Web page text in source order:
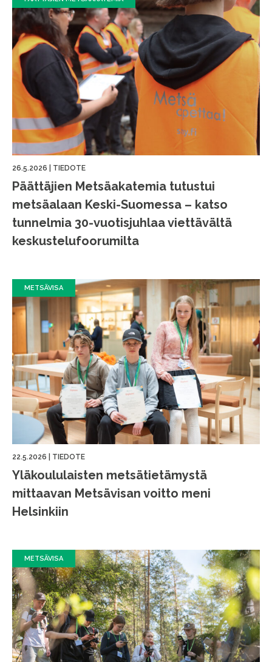
26.5.2026 TIEDOTE
Päättäjien Metsäakatemia tutustui
metsäalaan Keski-Suomessa – katso
tunnelmia 30-vuotisjuhlaa viettävältä
keskustelufoorumilta
METSÄVISA
22.5.2026 TIEDOTE
Yläkoululaisten metsätietämystä
mittaavan Metsävisan voitto meni
Helsinkiin
METSÄVISA